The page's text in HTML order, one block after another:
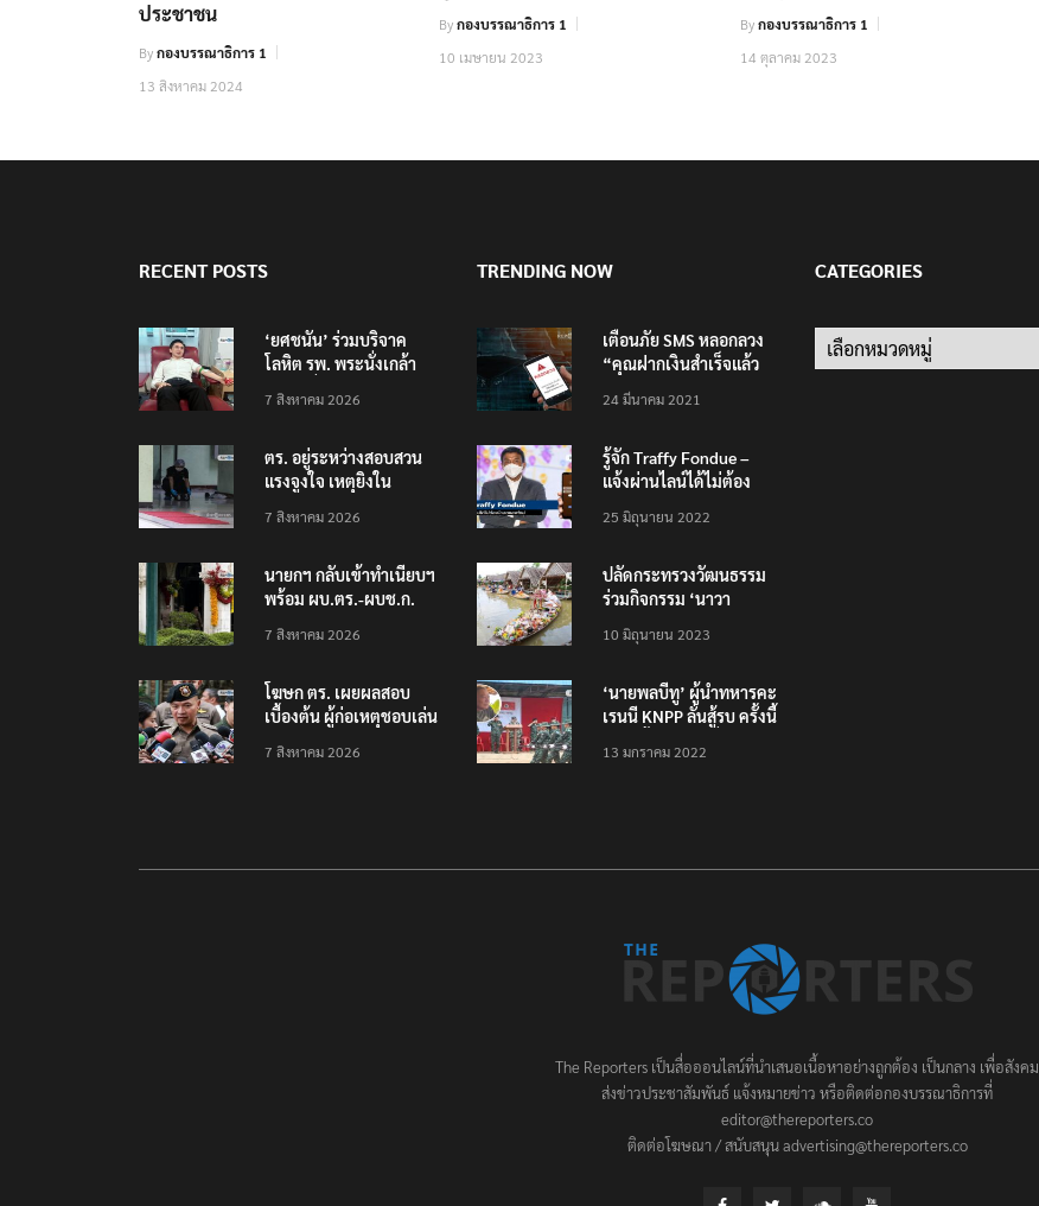
ประชาชน
Byกองบรรณาธิการ 1
13 สิงหาคม 2024
Byกองบรรณาธิการ 1
10 เมษายน 2023
Byกองบรรณาธิการ 1
14 ตุลาคม 2023
RECENT POSTS
‘ยศชนัน’ ร่วมบริจาค
โลหิต รพ. พระนั่งเกล้า
เทพศิรินทร์ นนทบุรี
7 สิงหาคม 2026
ตร. อยู่ระหว่างสอบสวน
แรงจูงใจ เหตุยิงใน
นนทบุรี พบเด็กก่อเหตุ
7 สิงหาคม 2026
นายกฯ กลับเข้าทำเนียบฯ
พร้อม ผบ.ตร.-ผบช.ก.
ปืนเถื่อน
7 สิงหาคม 2026
โฆษก ตร. เผยผลสอบ
เบื้องต้น ผู้ก่อเหตุชอบเล่น
เหตุรุนแรงก่อนลงมือ
7 สิงหาคม 2026
TRENDING NOW
เตือนภัย SMS หลอกลวง
“คุณฝากเงินสำเร็จแล้ว
200,000 บาท”
24 มีนาคม 2021
รู้จัก Traffy Fondue –
แจ้งผ่านไลน์ได้ไม่ต้อง
ทั่วไทย ไม่ใช่แค่ในกรุง
25 มิถุนายน 2022
ปลัดกระทรวงวัฒนธรรม
ร่วมกิจกรรม ‘นาวา
ตักบาตรทางน้ำ
10 มิถุนายน 2023
‘นายพลบีทู’ ผู้นำทหารคะ
เรนนี KNPP ลั่นสู้รบ ครั้งนี้
ประชาชนต้องชนะ
13 มกราคม 2022
CATEGORIES
Categories
The Reporters เป็นสื่อออนไลน์ที่นำเสนอเนื้อหาอย่างถูกต้อง เป็นกลาง เพื่อสังคม
ส่งข่าวประชาสัมพันธ์ แจ้งหมายข่าว หรือติดต่อกองบรรณาธิการที่
editor@thereporters.co
ติดต่อโฆษณา / สนับสนุน advertising@thereporters.co